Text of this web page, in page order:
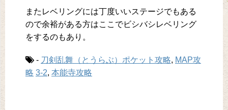
またレベリングには丁度いいステージでもある
ので余裕がある方はここでビシバシレベリング
をするのもあり。
- 刀剣乱舞（とうらぶ）ポケット攻略, MAP攻
略 3-2, 本能寺攻略